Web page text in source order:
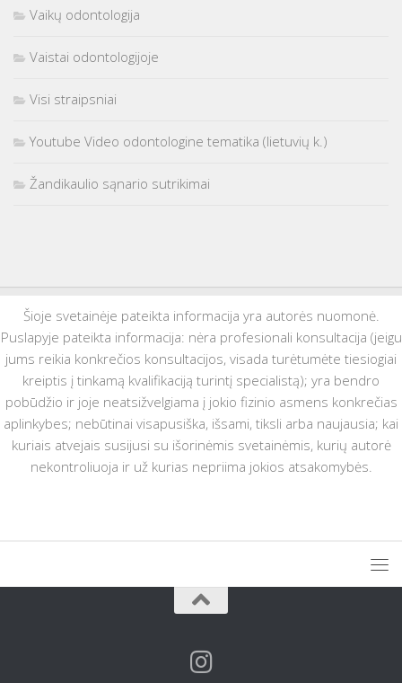
Vaikų odontologija
Vaistai odontologijoje
Visi straipsniai
Youtube Video odontologine tematika (lietuvių k.)
Žandikaulio sąnario sutrikimai
Šioje svetainėje pateikta informacija yra autorės nuomonė.
Puslapyje pateikta informacija: nėra profesionali konsultacija (jeigu
jums reikia konkrečios konsultacijos, visada turėtumėte tiesiogiai
kreiptis į tinkamą kvalifikaciją turintį specialistą); yra bendro
pobūdžio ir joje neatsižvelgiama į jokio fizinio asmens konkrečias
aplinkybes; nebūtinai visapusiška, išsami, tiksli arba naujausia; kai
kuriais atvejais susijusi su išorinėmis svetainėmis, kurių autorė
nekontroliuoja ir už kurias nepriima jokios atsakomybės.